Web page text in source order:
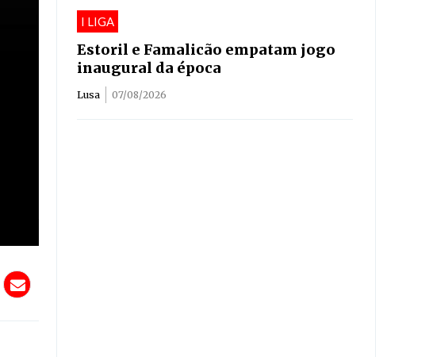
I LIGA
Estoril e Famalicão empatam jogo
inaugural da época
Lusa 07/08/2026